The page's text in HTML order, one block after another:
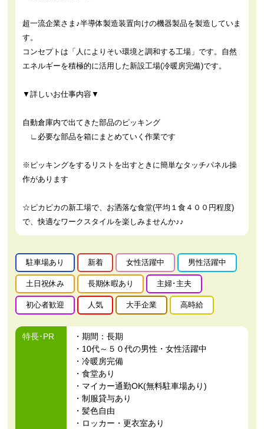
超一流企業さま♪半導体製造装置向けの機器製品を製造していま
す。
コンセプトは「人によりそい環境と調和する工場」です。自然
エネルギーを積極的に活用した新設工場(冷暖房完備)です。
▼詳しいお仕事内容▼
自動倉庫内で出てきた部品のピッキング
∟必要な部品を箱にまとめていく作業です
※ピッキングをするリストを出すときに簡単なタッチパネル操
作があります
☆ピカピカの新工場で、お洒落な食堂(平均１食４００円程度)
で、快適なワークスタイルを楽しみませんか♪♪
駐車場あり 新着 女性活躍中 男性活躍中
土日祝休み 長期休暇あり 主婦･主夫
初心者歓迎 人気 大手企業 高時給
特長･PR
・期間：長期
・10代～５０代の男性・女性活躍中
・冷暖房完備
・食堂あり
・マイカー通勤OK(無料駐車場あり)
・制服貸与あり
・髪色自由
・ロッカー・更衣室あり